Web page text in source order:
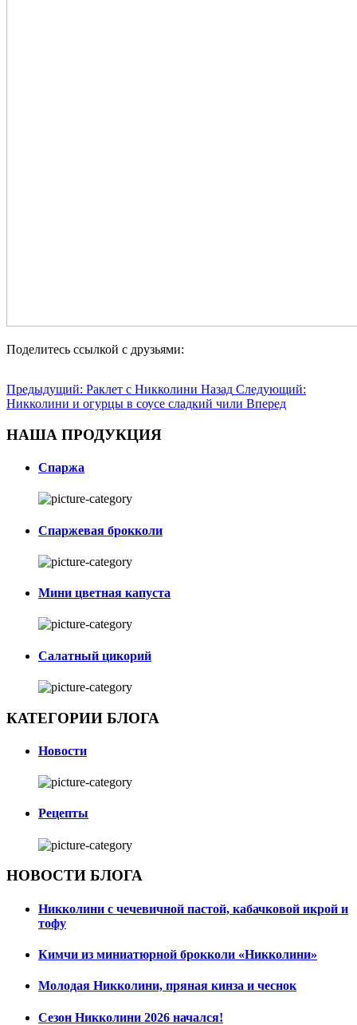
Поделитесь ссылкой с друзьями:
Предыдущий: Раклет с Никколини Назад Следующий:
Никколини и огурцы в соусе сладкий чили Вперед
НАША ПРОДУКЦИЯ
Спаржа
Спаржевая брокколи
Мини цветная капуста
Салатный цикорий
КАТЕГОРИИ БЛОГА
Новости
Рецепты
НОВОСТИ БЛОГА
Никколини с чечевичной пастой, кабачковой икрой и
тофу
Кимчи из миниатюрной брокколи «Никколини»
Молодая Никколини, пряная кинза и чеснок
Сезон Никколини 2026 начался!